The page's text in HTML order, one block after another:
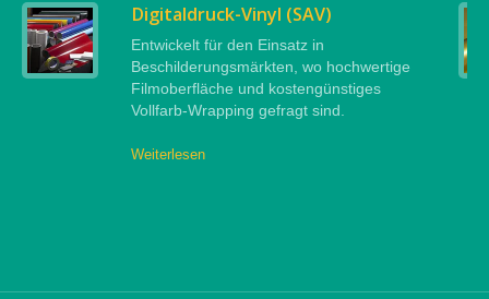
Digitaldruck-Vinyl (SAV)
Entwickelt für den Einsatz in
Beschilderungsmärkten, wo hochwertige
Filmoberfläche und kostengünstiges
Vollfarb-Wrapping gefragt sind.
Weiterlesen